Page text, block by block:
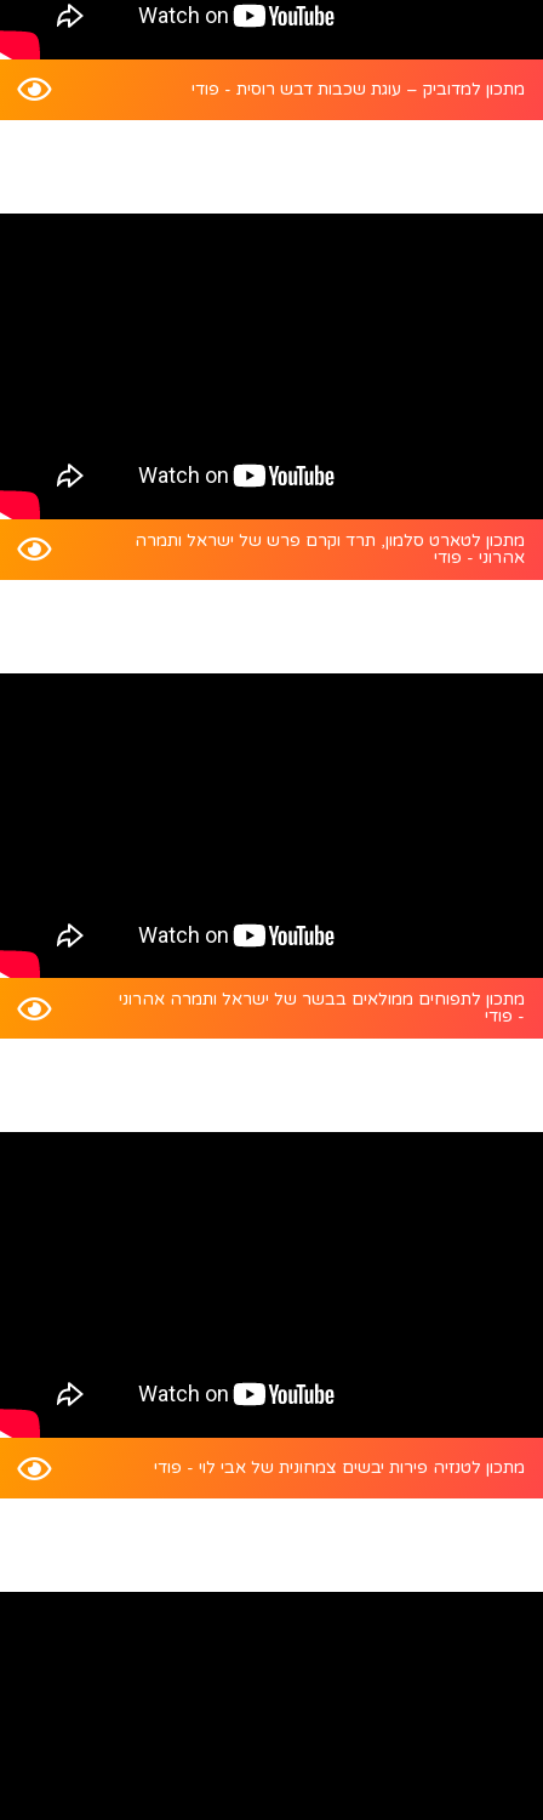
מתכון למדוביק – עוגת שכבות דבש רוסית - פודי
מתכון לטארט סלמון, תרד וקרם פרש של ישראל ותמרה
אהרוני - פודי
מתכון לתפוחים ממולאים בבשר של ישראל ותמרה אהרוני
- פודי
מתכון לטנזיה פירות יבשים צמחונית של אבי לוי - פודי